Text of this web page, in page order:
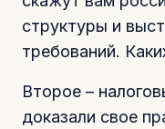
структуры и
требований.
Второе –
доказали свое